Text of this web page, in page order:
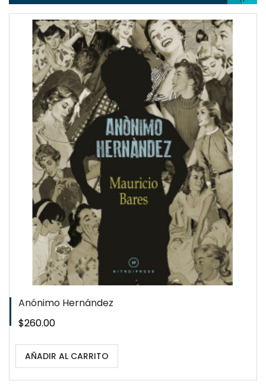
Anónimo Hernández
Precio
$260.00
AÑADIR AL CARRITO
QUICKVIEW
WISHLIST